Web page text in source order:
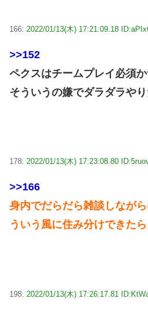
166: 2022/01/13(木) 17:21:09.18
>>152
ペクスはチームプレイ必須
そういうの嫌でダラダラや
178: 2022/01/13(木) 17:23:08.80
>>166
身内でだらだら雑談しなが
ういう風に住み分けできた
198: 2022/01/13(木) 17:26:17.81